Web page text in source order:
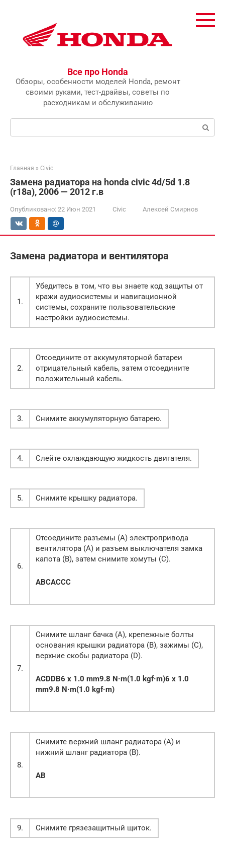
Все про Honda
Обзоры, особенности моделей Honda, ремонт
своими руками, тест-драйвы, советы по
расходникам и обслуживанию
Главная » Civic
Замена радиатора на honda civic 4d/5d 1.8
(r18a), 2006 — 2012 г.в
Опубликовано: 22 Июн 2021 Civic Алексей Смирнов
Замена радиатора и вентилятора
1.
Убедитесь в том, что вы знаете код защиты от
кражи аудиосистемы и навигационной
системы, сохраните пользовательские
настройки аудиосистемы.
2.
Отсоедините от аккумуляторной батареи
отрицательный кабель, затем отсоедините
положительный кабель.
3. Снимите аккумуляторную батарею.
4. Слейте охлаждающую жидкость двигателя.
5. Снимите крышку радиатора.
6.
Отсоедините разъемы (А) электропривода
вентилятора (А) и разъем выключателя замка
капота (В), затем снимите хомуты (С).
ABCACCC
7.
Снимите шланг бачка (А), крепежные болты
основания крышки радиатора (В), зажимы (С),
верхние скобы радиатора (D).
ACDDB6 x 1.0 mm9.8 N·m(1.0 kgf·m)6 x 1.0
mm9.8 N·m(1.0 kgf·m)
8.
Снимите верхний шланг радиатора (А) и
нижний шланг радиатора (В).
AB
9. Снимите грязезащитный щиток.